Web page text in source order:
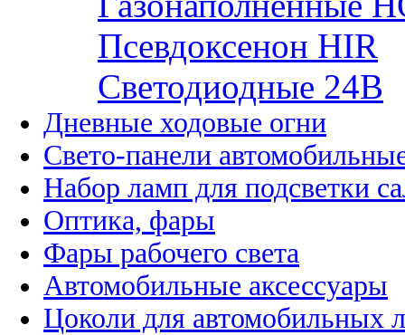
Псевдоксенон HIR
Cветодиодные 24B
Дневные ходовые огни
Свето-панели
Набор ламп для подсветки
Оптика, фары
Фары рабочего света
Автомобильные аксессуары
Цоколи для автомобильных